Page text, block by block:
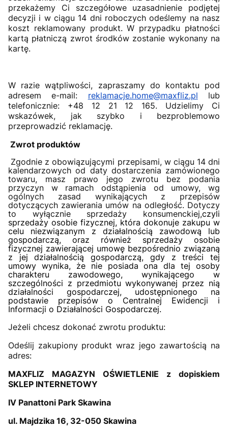
przekażemy Ci szczegółowe uzasadnienie podjętej
decyzji i w ciągu 14 dni roboczych odeślemy na nasz
koszt reklamowany produkt. W przypadku płatności
kartą płatniczą zwrot środków zostanie wykonany na
kartę.
W razie wątpliwości, zapraszamy do kontaktu pod
adresem e-mail: reklamacje.home@maxfliz.pl lub
telefonicznie: +48 12 21 12 165. Udzielimy Ci
wskazówek, jak szybko i bezproblemowo
przeprowadzić reklamację.
Zwrot produktów
Zgodnie z obowiązującymi przepisami, w ciągu 14 dni
kalendarzowych od daty dostarczenia zamówionego
towaru, masz prawo jego zwrotu bez podania
przyczyn w ramach odstąpienia od umowy, wg
ogólnych zasad wynikających z przepisów
dotyczących zawierania umów na odległość. Dotyczy
to wyłącznie sprzedaży konsumenckiej,czyli
sprzedaży osobie fizycznej, która dokonuje zakupu w
celu niezwiązanym z działalnością zawodową lub
gospodarczą, oraz również sprzedaży osobie
fizycznej zawierającej umowę bezpośrednio związaną
z jej działalnością gospodarczą, gdy z treści tej
umowy wynika, że nie posiada ona dla tej osoby
charakteru zawodowego, wynikającego w
szczególności z przedmiotu wykonywanej przez nią
działalności gospodarczej, udostępnionego na
podstawie przepisów o Centralnej Ewidencji i
Informacji o Działalności Gospodarczej.
Jeżeli chcesz dokonać zwrotu produktu:
Odeślij zakupiony produkt wraz jego zawartością na
adres:
MAXFLIZ MAGAZYN OŚWIETLENIE z dopiskiem
SKLEP INTERNETOWY
IV Panattoni Park Skawina
ul. Majdzika 16, 32-050 Skawina